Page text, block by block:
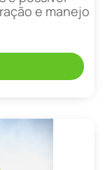
e manejo